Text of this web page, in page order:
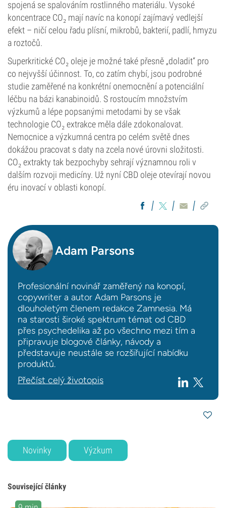
spojená se spalováním rostlinného materiálu. Vysoké
koncentrace CO₂ mají navíc na konopí zajímavý vedlejší
efekt – ničí celou řadu plísní, mikrobů, bakterií, padlí, hmyzu
a roztočů.
Superkritické CO₂ oleje je možné také přesně „doladit“ pro
co nejvyšší účinnost. To, co zatím chybí, jsou podrobné
studie zaměřené na konkrétní onemocnění a potenciální
léčbu na bázi kanabinoidů. S rostoucím množstvím
výzkumů a lépe popsanými metodami by se však
technologie CO₂ extrakce měla dále zdokonalovat.
Nemocnice a výzkumná centra po celém světě dnes
dokážou pracovat s daty na zcela nové úrovni složitosti.
CO₂ extrakty tak bezpochyby sehrají významnou roli v
dalším rozvoji medicíny. Už nyní CBD oleje otevírají novou
éru inovací v oblasti konopí.
Adam Parsons
Profesionální novinář zaměřený na konopí,
copywriter a autor Adam Parsons je
dlouholetým členem redakce Zamnesia. Má
na starosti široké spektrum témat od CBD
přes psychedelika až po všechno mezi tím a
připravuje blogové články, návody a
představuje neustále se rozšiřující nabídku
produktů.
Přečíst celý životopis
Novinky Výzkum
Související články